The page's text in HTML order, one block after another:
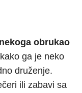
obrukao
ga je neko
druženje.
ili zabavi sa